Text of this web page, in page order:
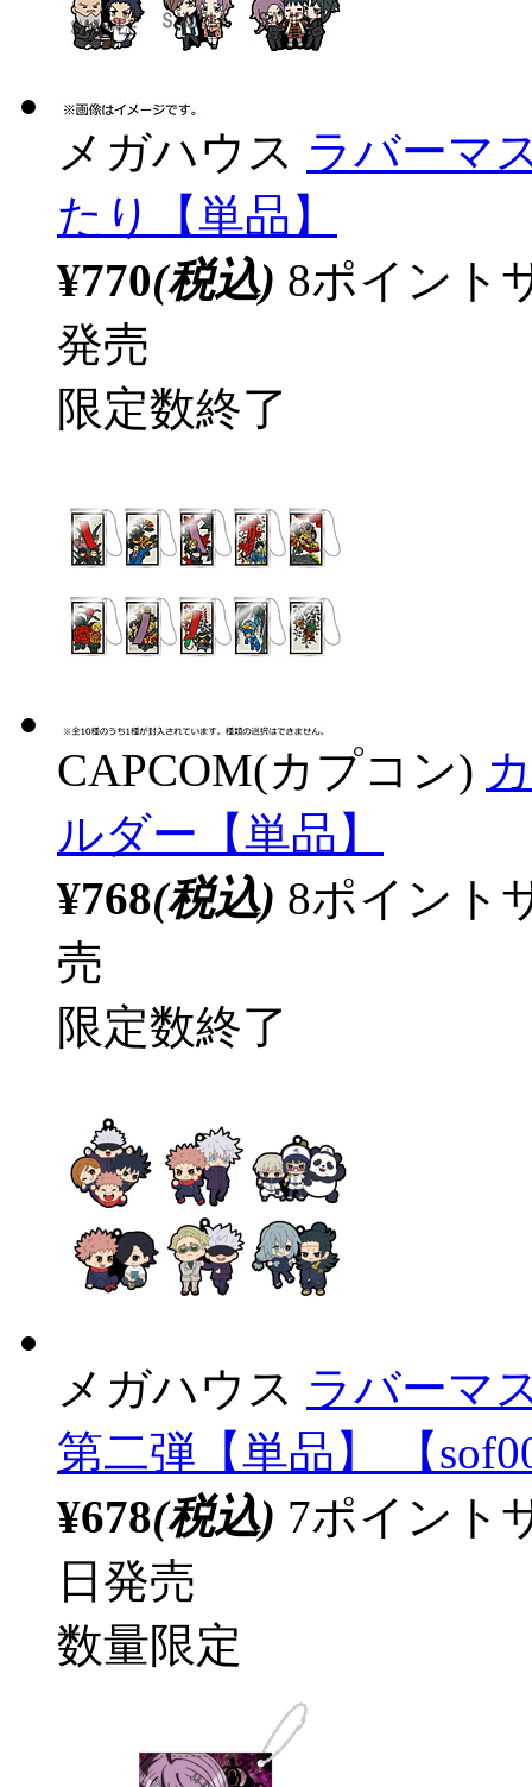
メガハウス ラバーマ
たり【単品】
¥770(税込) 8ポイント
発売
限定数終了
CAPCOM(カプコン)
ルダー【単品】
¥768(税込) 8ポイント
売
限定数終了
メガハウス ラバーマ
第二弾【単品】 【
¥678(税込) 7ポイント
日発売
数量限定